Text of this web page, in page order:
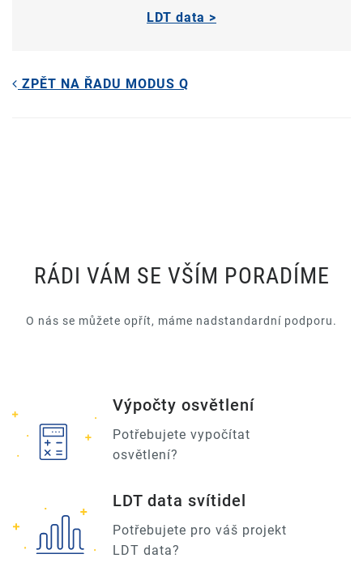
LDT data >
ZPĚT NA ŘADU MODUS Q
RÁDI VÁM SE VŠÍM PORADÍME
O nás se můžete opřít, máme nadstandardní podporu.
Výpočty osvětlení
Potřebujete vypočítat
osvětlení?
LDT data svítidel
Potřebujete pro váš projekt
LDT data?